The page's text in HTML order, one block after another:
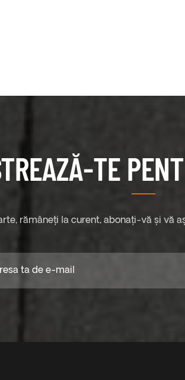
TE
rămâneți la curent, abonați-vă și vă